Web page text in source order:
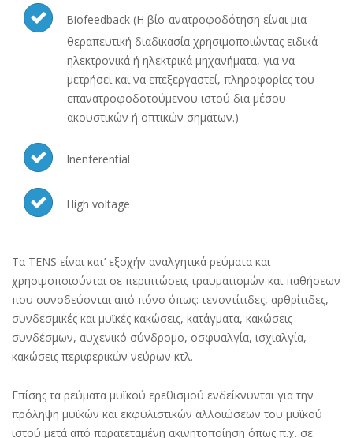
Biofeedback (Η βίο-ανατροφοδότηση είναι μια
θεραπευτική διαδικασία χρησιμοποιώντας ειδικά
ηλεκτρονικά ή ηλεκτρικά μηχανήματα, για να
μετρήσει και να επεξεργαστεί, πληροφορίες του
επανατροφοδοτούμενου ιστού δια μέσου
ακουστικών ή οπτικών σημάτων.)
Inenferential
High voltage
Τα TENS είναι κατ’ εξοχήν αναλγητικά ρεύματα και
χρησιμοποιούνται σε περιπτώσεις τραυματισμών και παθήσεων
που συνοδεύονται από πόνο όπως: τενοντίτιδες, αρθρίτιδες,
συνδεσμικές και μυϊκές κακώσεις, κατάγματα, κακώσεις
συνδέσμων, αυχενικό σύνδρομο, οσφυαλγία, ισχιαλγία,
κακώσεις περιφερικών νεύρων κτλ.
Επίσης τα ρεύματα μυϊκού ερεθισμού ενδείκνυνται για την
πρόληψη μυϊκών και εκφυλιστικών αλλοιώσεων του μυϊκού
ιστού μετά από παρατεταμένη ακινητοποίηση όπως π.χ. σε